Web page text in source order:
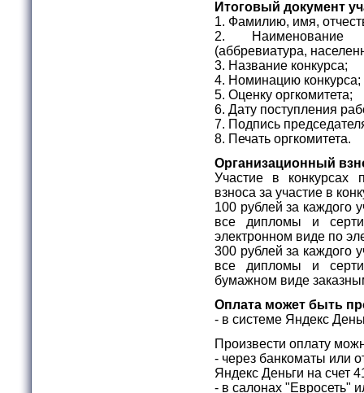
Итоговый документ
1. Фамилию, имя,
2. Наименование
(аббревиатура,
3. Название конкурса;
4. Номинацию конкурса;
5. Оценку оргкомитета;
6. Дату поступления
7. Подпись
8. Печать оргкомитета.
Организационный
Участие в конкурсах
взноса за участие в
100 рублей за каждого
все дипломы и
электронном виде по
300 рублей за каждого
все дипломы и
бумажном виде
Оплата может быть
- в системе Яндекс
Произвести оплату
- через банкоматы или
Яндекс Деньги на счет
- в салонах "Евросеть"